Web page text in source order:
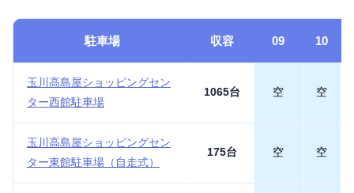
駐車場 収容 09 10
玉川高島屋ショッピングセン
ター西館駐車場
1065台 空 空
玉川高島屋ショッピングセン
ター東館駐車場（自走式）
175台 空 空